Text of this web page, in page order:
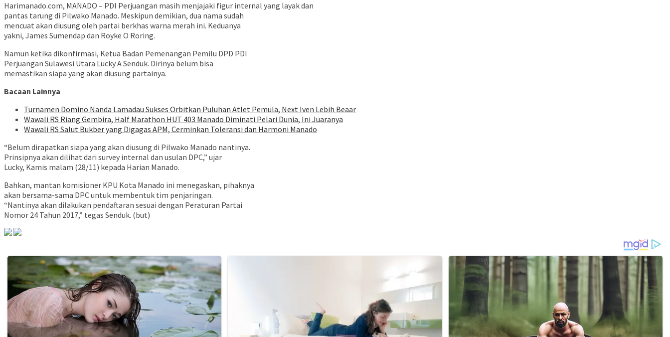
Harimanado.com, MANADO – PDI Perjuangan masih menjajaki figur internal yang layak dan
pantas tarung di Pilwako Manado. Meskipun demikian, dua nama sudah
mencuat akan diusung oleh partai berkhas warna merah ini. Keduanya
yakni, James Sumendap dan Royke O Roring.
Namun ketika dikonfirmasi, Ketua Badan Pemenangan Pemilu DPD PDI
Perjuangan Sulawesi Utara Lucky A Senduk. Dirinya belum bisa
memastikan siapa yang akan diusung partainya.
Bacaan Lainnya
Turnamen Domino Nanda Lamadau Sukses Orbitkan Puluhan Atlet Pemula, Next Iven Lebih Beaar
Wawali RS Riang Gembira, Half Marathon HUT 403 Manado Diminati Pelari Dunia, Ini Juaranya
Wawali RS Salut Bukber yang Digagas APM, Cerminkan Toleransi dan Harmoni Manado
“Belum dirapatkan siapa yang akan diusung di Pilwako Manado nantinya.
Prinsipnya akan dilihat dari survey internal dan usulan DPC,” ujar
Lucky, Kamis malam (28/11) kepada Harian Manado.
Bahkan, mantan komisioner KPU Kota Manado ini menegaskan, pihaknya
akan bersama-sama DPC untuk membentuk tim penjaringan.
“Nantinya akan dilakukan pendaftaran sesuai dengan Peraturan Partai
Nomor 24 Tahun 2017,” tegas Senduk. (but)